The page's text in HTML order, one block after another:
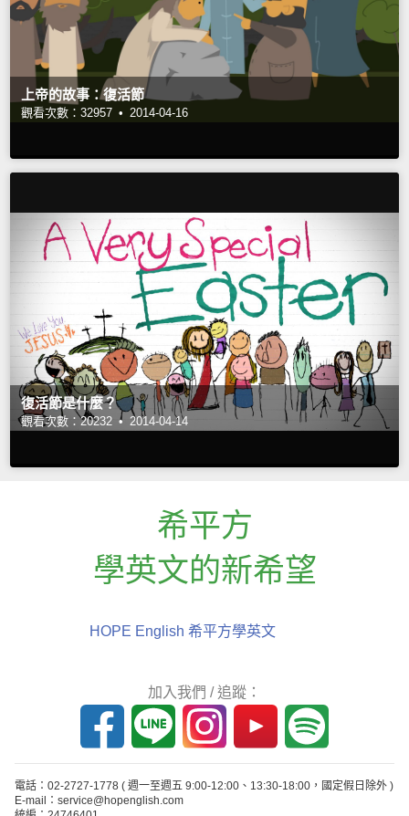
上帝的故事：復活節
觀看次數：32957 • 2014-04-16
復活節是什麼？
觀看次數：20232 • 2014-04-14
希平方
學英文的新希望
HOPE English 希平方學英文
加入我們 / 追蹤：
電話：02-2727-1778 ( 週一至週五 9:00-12:00、13:30-18:00，國定假日除外 )
E-mail：service@hopenglish.com